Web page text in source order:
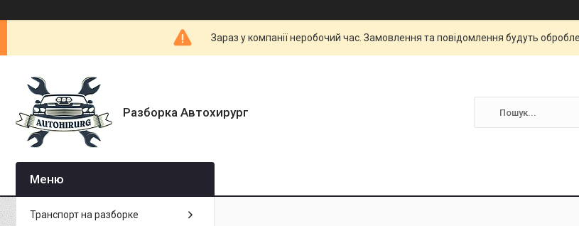
Зараз у компанії неробочий час. Замовлення та повідомлення будуть
Разборка Автохирург
Транспорт на разборке